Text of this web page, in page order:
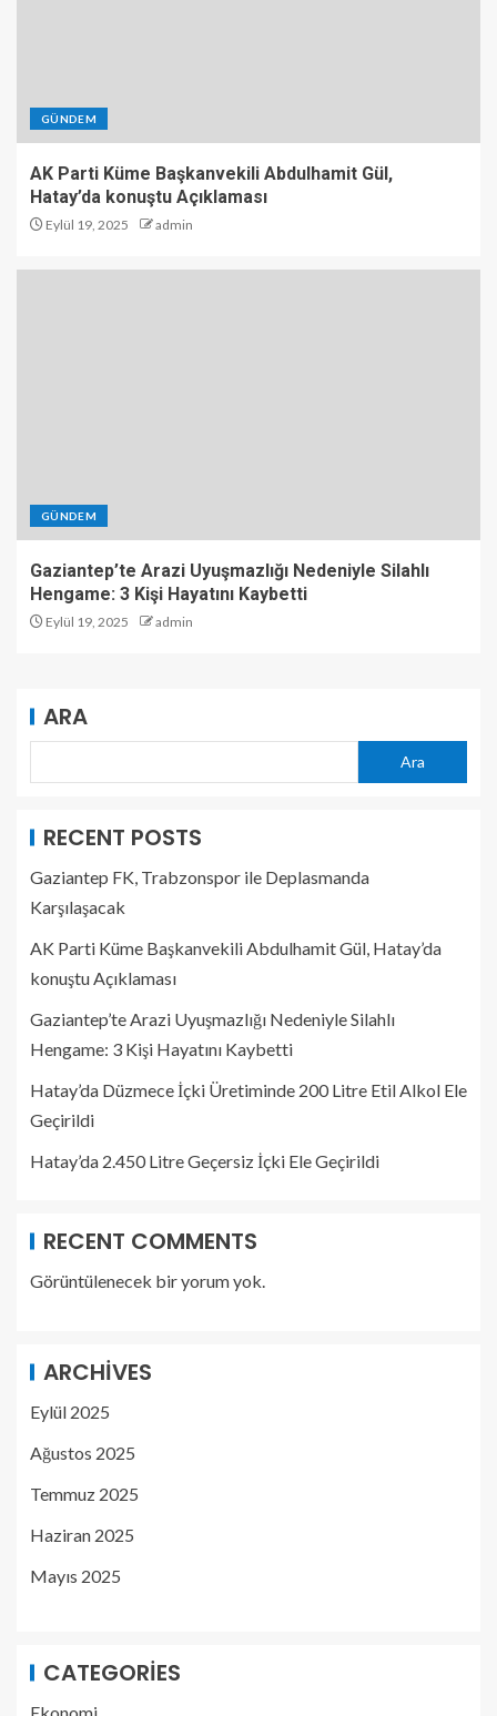
GÜNDEM
AK Parti Küme Başkanvekili Abdulhamit Gül,
Hatay’da konuştu Açıklaması
Eylül 19, 2025 admin
GÜNDEM
Gaziantep’te Arazi Uyuşmazlığı Nedeniyle Silahlı
Hengame: 3 Kişi Hayatını Kaybetti
Eylül 19, 2025 admin
ARA
Ara
RECENT POSTS
Gaziantep FK, Trabzonspor ile Deplasmanda
Karşılaşacak
AK Parti Küme Başkanvekili Abdulhamit Gül, Hatay’da
konuştu Açıklaması
Gaziantep’te Arazi Uyuşmazlığı Nedeniyle Silahlı
Hengame: 3 Kişi Hayatını Kaybetti
Hatay’da Düzmece İçki Üretiminde 200 Litre Etil Alkol Ele
Geçirildi
Hatay’da 2.450 Litre Geçersiz İçki Ele Geçirildi
RECENT COMMENTS
Görüntülenecek bir yorum yok.
ARCHIVES
Eylül 2025
Ağustos 2025
Temmuz 2025
Haziran 2025
Mayıs 2025
CATEGORIES